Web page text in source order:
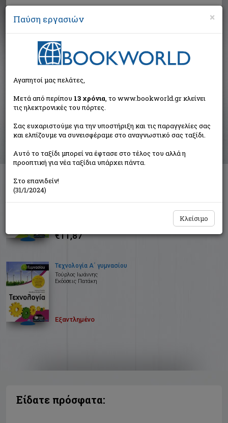
Αναζήτηση
Αποτελέσματα αναζήτησης
Συγγραφέας: Τούρλος Ιωάννης (2 βιβλία)
Ταξινόμηση ανά:
Τεχνολογία Β΄ γυμνασίου
€11,87
Τεχνολογία Α΄ γυμνασίου
Τούρλος Ιωάννης
Εκδόσεις Πατάκη
Εξαντλημένο
Είδατε πρόσφατα:
×
Παύση εργασιών
Αγαπητοί μας πελάτες,
Μετά από περίπου 13 χρόνια, το www.bookworld.gr κλείνει
τις ηλεκτρονικές του πόρτες.
Σας ευχαριστούμε για την υποστήριξη και τις παραγγελίες σας
και ελπίζουμε να συνεισφέραμε στο αναγνωστικό σας ταξίδι.
Αυτό το ταξίδι μπορεί να έφτασε στο τέλος του αλλά η
προοπτική για νέα ταξίδια υπάρχει πάντα.
Στο επανιδείν!
(31/1/2024)
Κλείσιμο